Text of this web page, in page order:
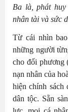
Ba là, phát
nhân tài và sức
Từ cái nhìn
những người
cho đối phương
nạn nhân của
hiện chính sách
dân tộc. Sẵn